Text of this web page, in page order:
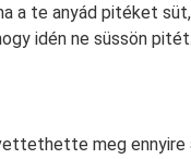
a te anyád pitéket
idén ne süssön pitét.
meg